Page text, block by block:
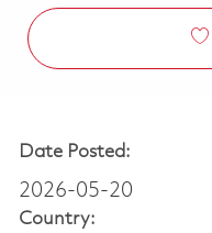
Date Posted:
2026-05-20
Country: